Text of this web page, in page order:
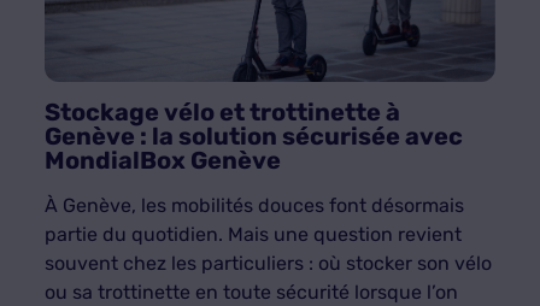
Stockage vélo et trottinette à
Genève : la solution sécurisée avec
MondialBox Genève
À Genève, les mobilités douces font désormais
partie du quotidien. Mais une question revient
souvent chez les particuliers : où stocker son vélo
ou sa trottinette en toute sécurité lorsque l’on